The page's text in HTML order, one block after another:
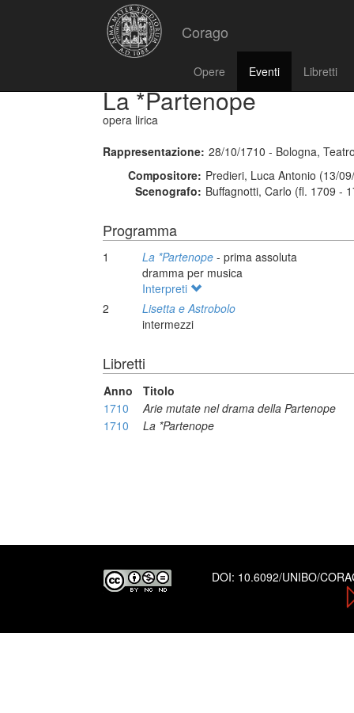
Corago
Opere Eventi Libretti
La *Partenope
opera lirica
Rappresentazione: 28/10/1710 - Bologna,
Compositore: Predieri, Luca Antonio (13/
Scenografo: Buffagnotti, Carlo (fl. 1709 -
Programma
1 La *Partenope - prima assoluta
dramma per musica
Interpreti
2
Lisetta e Astrobolo
intermezzi
Libretti
Anno
Titolo
1710
Arie mutate nel drama della Partenope
1710
La *Partenope
DOI: 10.6092/UNIBO/